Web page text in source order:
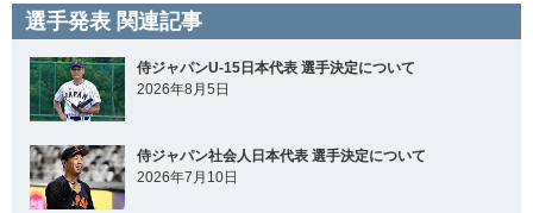
選手発表 関連記事
侍ジャパンU-15日本代表 選手決定について
2026年8月5日
侍ジャパン社会人日本代表 選手決定について
2026年7月10日